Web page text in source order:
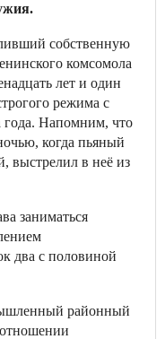
собственную
комсомола
лет и один
режима с
года. Напомним, что
когда пьяный
выстрелил в неё из
заниматься
два с половиной
районный